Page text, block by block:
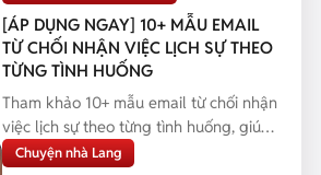
[ÁP DỤNG NGAY] 10+ MẪU EMAIL
TỪ CHỐI NHẬN VIỆC LỊCH SỰ THEO
TỪNG TÌNH HUỐNG
Tham khảo 10+ mẫu email từ chối nhận
việc lịch sự theo từng tình huống, giúp
bạn phản hồi...
Chuyện nhà Lang